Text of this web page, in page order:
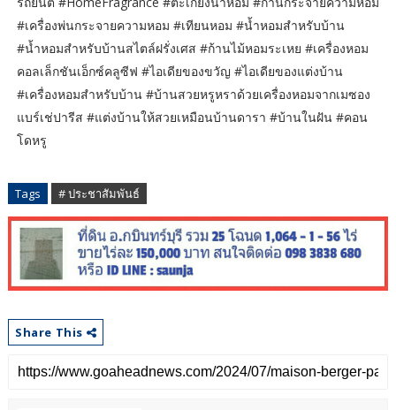
#เครื่องพ่นกระจายความหอม #เทียนหอม #น้ำหอมสำหรับบ้าน
#น้ำหอมสำหรับบ้านสไตล์ฝรั่งเศส #ก้านไม้หอมระเหย #เครื่องหอม
คอลเล็กชันเอ็กซ์คลูซีฟ #ไอเดียของขวัญ #ไอเดียของแต่งบ้าน
#เครื่องหอมสำหรับบ้าน #บ้านสวยหรูหราด้วยเครื่องหอมจากเมซอง
แบร์เช่ปารีส #แต่งบ้านให้สวยเหมือนบ้านดารา #บ้านในฝัน #คอน
โดหรู
Tags # ประชาสัมพันธ์
Share This